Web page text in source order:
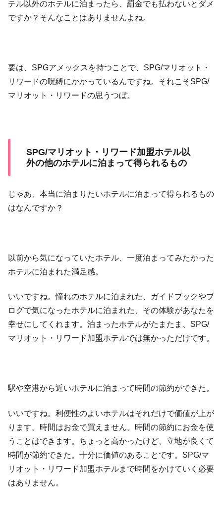
テル以外のホテルに泊まったら、罰金でも払わないとダメ
ですか？そんなことはありませんよね。
要は、SPGアメックスを持つことで、SPG/マリオット・
リワードの呪縛にかかっているんですね。それこそSPG/
マリオット・リワードの思うつぼ。
SPG/マリオット・リワード加盟ホテル以
外の他のホテルに泊まって得られるもの
じゃあ、本当に泊まりたいホテルに泊まって得られるもの
はなんですか？
以前から気になっていたホテル、一度泊まってみたかった
ホテルに泊まれた満足感。
いいですね。憧れのホテルに泊まれた、ガイドブックやブ
ログで気になったホテルに泊まれた、その体験があなたを
幸せにしてくれます。泊まったホテルがたまたま、SPG/
マリオット・リワード加盟ホテルでは無かっただけです。
駅や空港から近いホテルに泊まって時間の節約ができた。
いいですね。利便性のよいホテルはそれだけで価値が上が
ります。時間はお金で買えません。時間の節約にお金を使
うことはできます。ちょっと高かったけど、立地が良くて
時間が節約できた。十分に価値のあることです。SPG/マ
リオット・リワード加盟ホテルまで時間をかけていく必要
はありません。